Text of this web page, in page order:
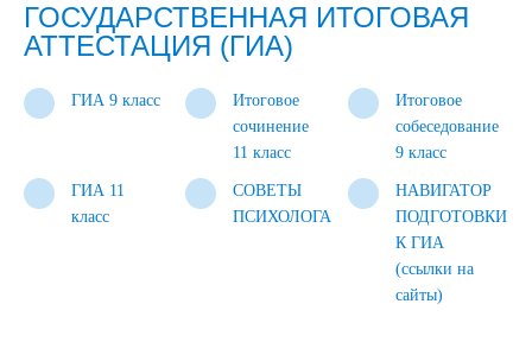
ГОСУДАРСТВЕННАЯ ИТОГОВАЯ
АТТЕСТАЦИЯ (ГИА)
ГИА 9 класс
Итоговое
сочинение
11 класс
Итоговое
собеседование
9 класс
ГИА 11
класс
СОВЕТЫ
ПСИХОЛОГА
НАВИГАТОР
ПОДГОТОВКИ
К ГИА
(ссылки на
сайты)